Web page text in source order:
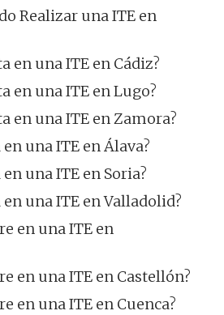
Realizar una ITE en
en una ITE en Cádiz?
en una ITE en Lugo?
en una ITE en Zamora?
en una ITE en Álava?
en una ITE en Soria?
en una ITE en Valladolid?
en una ITE en
en una ITE en Castellón?
en una ITE en Cuenca?